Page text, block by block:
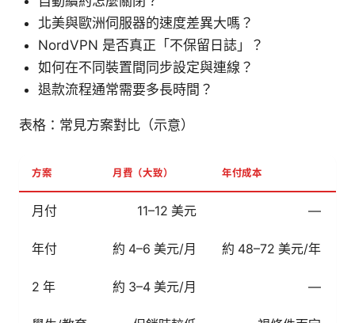
北美與歐洲伺服器的速度差異大嗎？
NordVPN 是否真正「不保留日誌」？
如何在不同裝置間同步設定與連線？
退款流程通常需要多長時間？
表格：常見方案對比（示意）
方案 月費（大致） 年付成本
月付 11–12 美元 —
年付 約 4–6 美元/月 約 48–72 美元/年
2 年 約 3–4 美元/月 —